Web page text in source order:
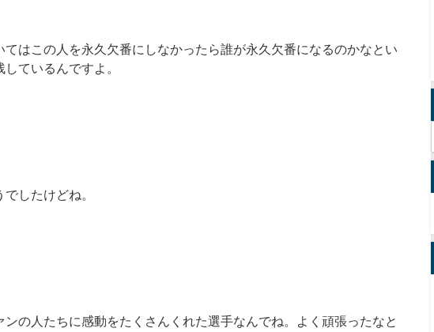
はこの人を永久欠番にしなかったら誰が永久欠番になるのかなとい
ているんですよ。
したけどね。
の人たちに感動をたくさんくれた選手なんでね。よく頑張ったなと